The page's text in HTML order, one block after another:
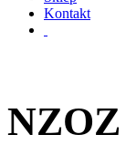
Kontakt
NZOZ